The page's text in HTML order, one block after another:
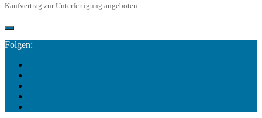
Kaufvertrag zur Unterfertigung angeboten.
Folgen: